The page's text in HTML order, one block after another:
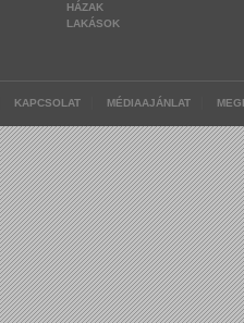
HÁZAK
LAKÁSOK
KAPCSOLAT MÉDIAAJÁNLAT